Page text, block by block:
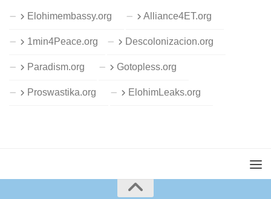
Elohimembassy.org Alliance4ET.org
1min4Peace.org Descolonizacion.org
Paradism.org Gotopless.org
Proswastika.org ElohimLeaks.org